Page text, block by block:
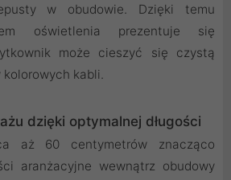
w obudowie. Dzięki temu
oświetlenia prezentuje się
może cieszyć się czystą
kabli.
dzięki optymalnej długości
aż 60 centymetrów znacząco
aranżacyjne wewnątrz obudowy